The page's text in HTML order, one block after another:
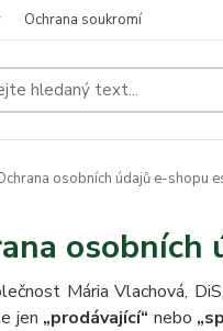
Ochrana soukromí
osobních údajů e-shopu
osobních
Mária Vlachová,
jen „prodávající“ nebo